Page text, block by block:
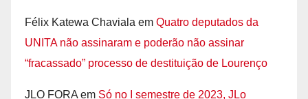
Félix Katewa Chaviala em Quatro deputados da
UNITA não assinaram e poderão não assinar
“fracassado” processo de destituição de Lourenço
JLO FORA em Só no I semestre de 2023, JLo